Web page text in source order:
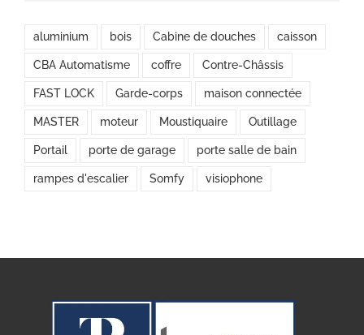
aluminium bois Cabine de douches caisson
CBA Automatisme coffre Contre-Châssis
FAST LOCK Garde-corps maison connectée
MASTER moteur Moustiquaire Outillage
Portail porte de garage porte salle de bain
rampes d'escalier Somfy visiophone